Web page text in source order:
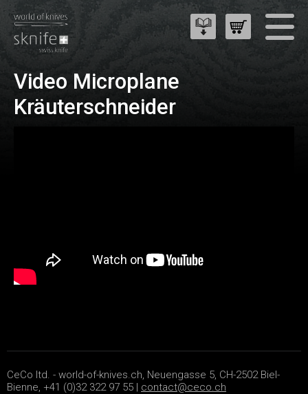
Video Microplane
Kräuterschneider
CeCo ltd. - world-of-knives.ch, Neuengasse 5, CH-2502 Biel-
Bienne, +41 (0)32 322 97 55 | contact@ceco.ch